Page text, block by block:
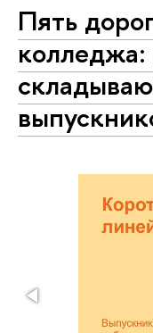
Пять
колледжа: